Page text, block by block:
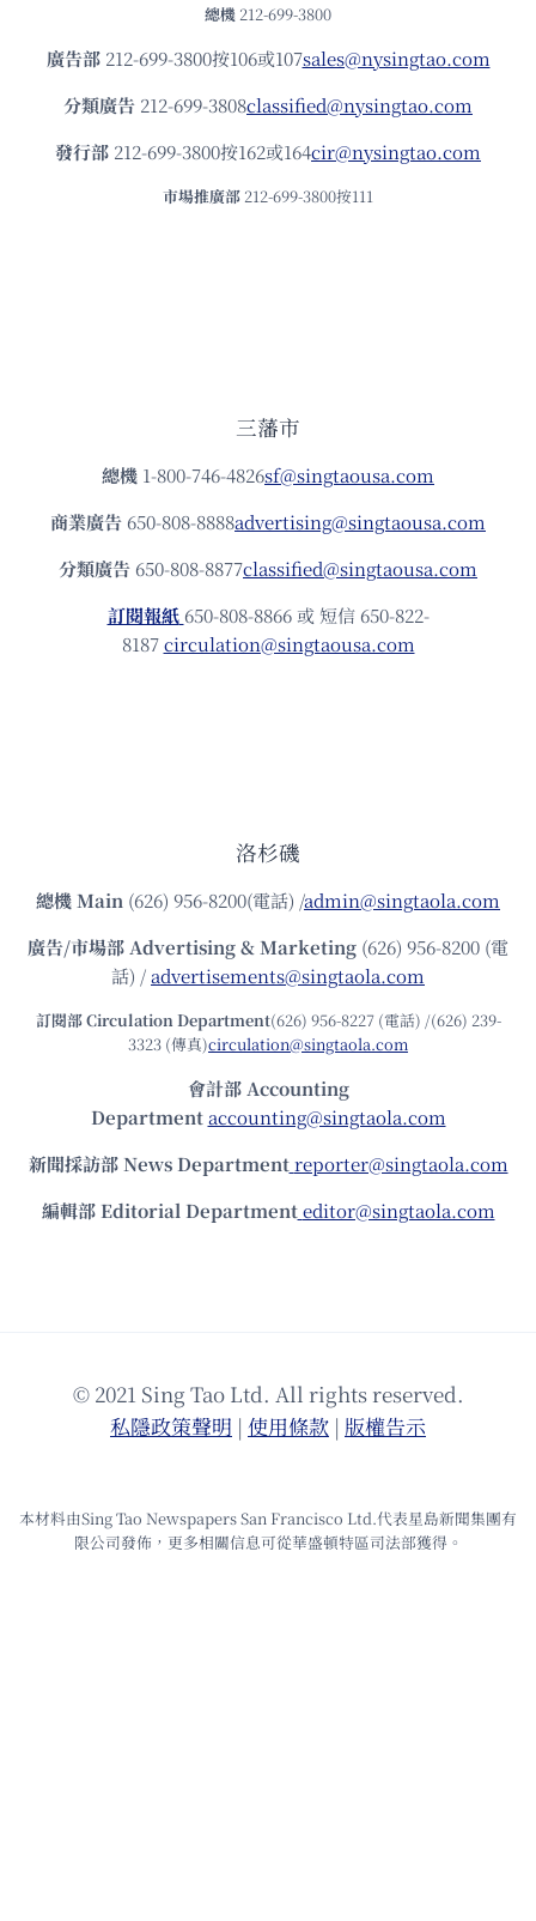
總機 212-699-3800
廣告部212-699-3800按106或107sales@nysingtao.com
分類廣告 212-699-3808classified@nysingtao.com
發⾏部 212-699-3800按162或164cir@nysingtao.com
市場推廣部 212-699-3800按111
三藩市
總機 1-800-746-4826sf@singtaousa.com
商業廣告 650-808-8888advertising@singtaousa.com
分類廣告 650-808-8877classified@singtaousa.com
訂閱報紙 650-808-8866 或 短信 650-822-
8187circulation@singtaousa.com
洛杉磯
總機Main (626) 956-8200(電話) /admin@singtaola.com
廣告/市場部Advertising & Marketing (626) 956-8200 (電
話) /advertisements@singtaola.com
訂閱部 Circulation Department(626) 956-8227 (電話) /(626) 239-
3323 (傳真)circulation@singtaola.com
會計部 Accounting
Department accounting@singtaola.com
新聞採訪部 News Department reporter@singtaola.com
編輯部 Editorial Department editor@singtaola.com
© 2021 Sing Tao Ltd. All rights reserved.
私隱政策聲明 | 使⽤條款 | 版權告⽰
本材料由Sing Tao Newspapers San Francisco Ltd.代表星島新聞集團有
限公司發佈，更多相關信息可從華盛頓特區司法部獲得。